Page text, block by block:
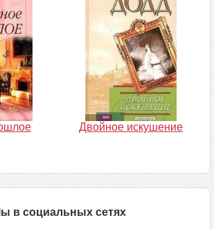
Двойное искушение
в социальных сетях